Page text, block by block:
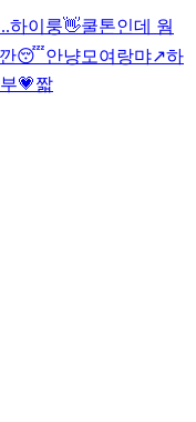
하이룽👋쿨톤인데 웜
깐😴안냥모여랑먀↗️하
💗짧